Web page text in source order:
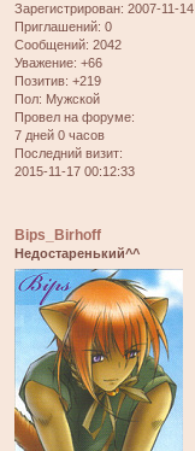
Зарегистрирован: 2007-11-14
Приглашений: 0
Сообщений: 2042
Уважение: +66
Позитив: +219
Пол: Мужской
Провел на форуме:
7 дней 0 часов
Последний визит:
2015-11-17 00:12:33
Bips_Birhoff
Недостаренький^^